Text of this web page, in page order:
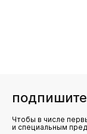
Чтобы в числе
и специальным